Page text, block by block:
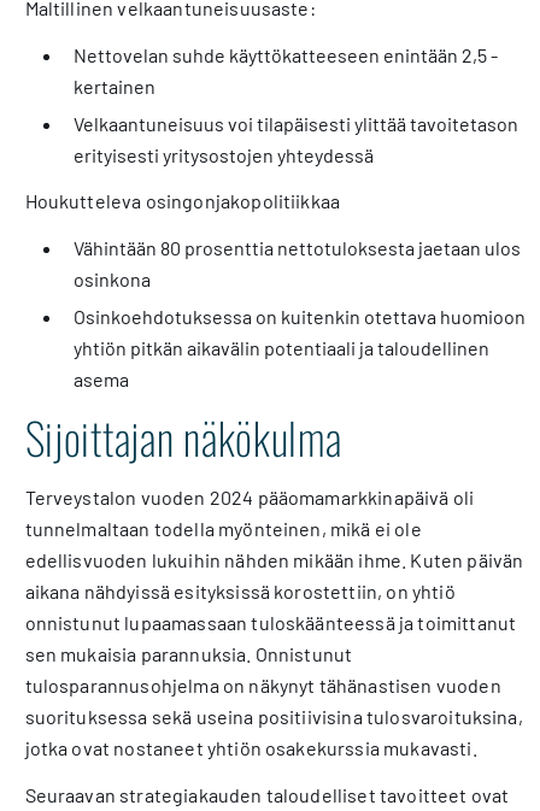
Maltillinen velkaantuneisuusaste:
Nettovelan suhde käyttökatteeseen enintään 2,5 -
kertainen
Velkaantuneisuus voi tilapäisesti ylittää tavoitetason
erityisesti yritysostojen yhteydessä
Houkutteleva osingonjakopolitiikkaa
Vähintään 80 prosenttia nettotuloksesta jaetaan ulos
osinkona
Osinkoehdotuksessa on kuitenkin otettava huomioon
yhtiön pitkän aikavälin potentiaali ja taloudellinen
asema
Sijoittajan näkökulma
Terveystalon vuoden 2024 pääomamarkkinapäivä oli
tunnelmaltaan todella myönteinen, mikä ei ole
edellisvuoden lukuihin nähden mikään ihme. Kuten päivän
aikana nähdyissä esityksissä korostettiin, on yhtiö
onnistunut lupaamassaan tuloskäänteessä ja toimittanut
sen mukaisia parannuksia. Onnistunut
tulosparannusohjelma on näkynyt tähänastisen vuoden
suorituksessa sekä useina positiivisina tulosvaroituksina,
jotka ovat nostaneet yhtiön osakekurssia mukavasti.
Seuraavan strategiakauden taloudelliset tavoitteet ovat